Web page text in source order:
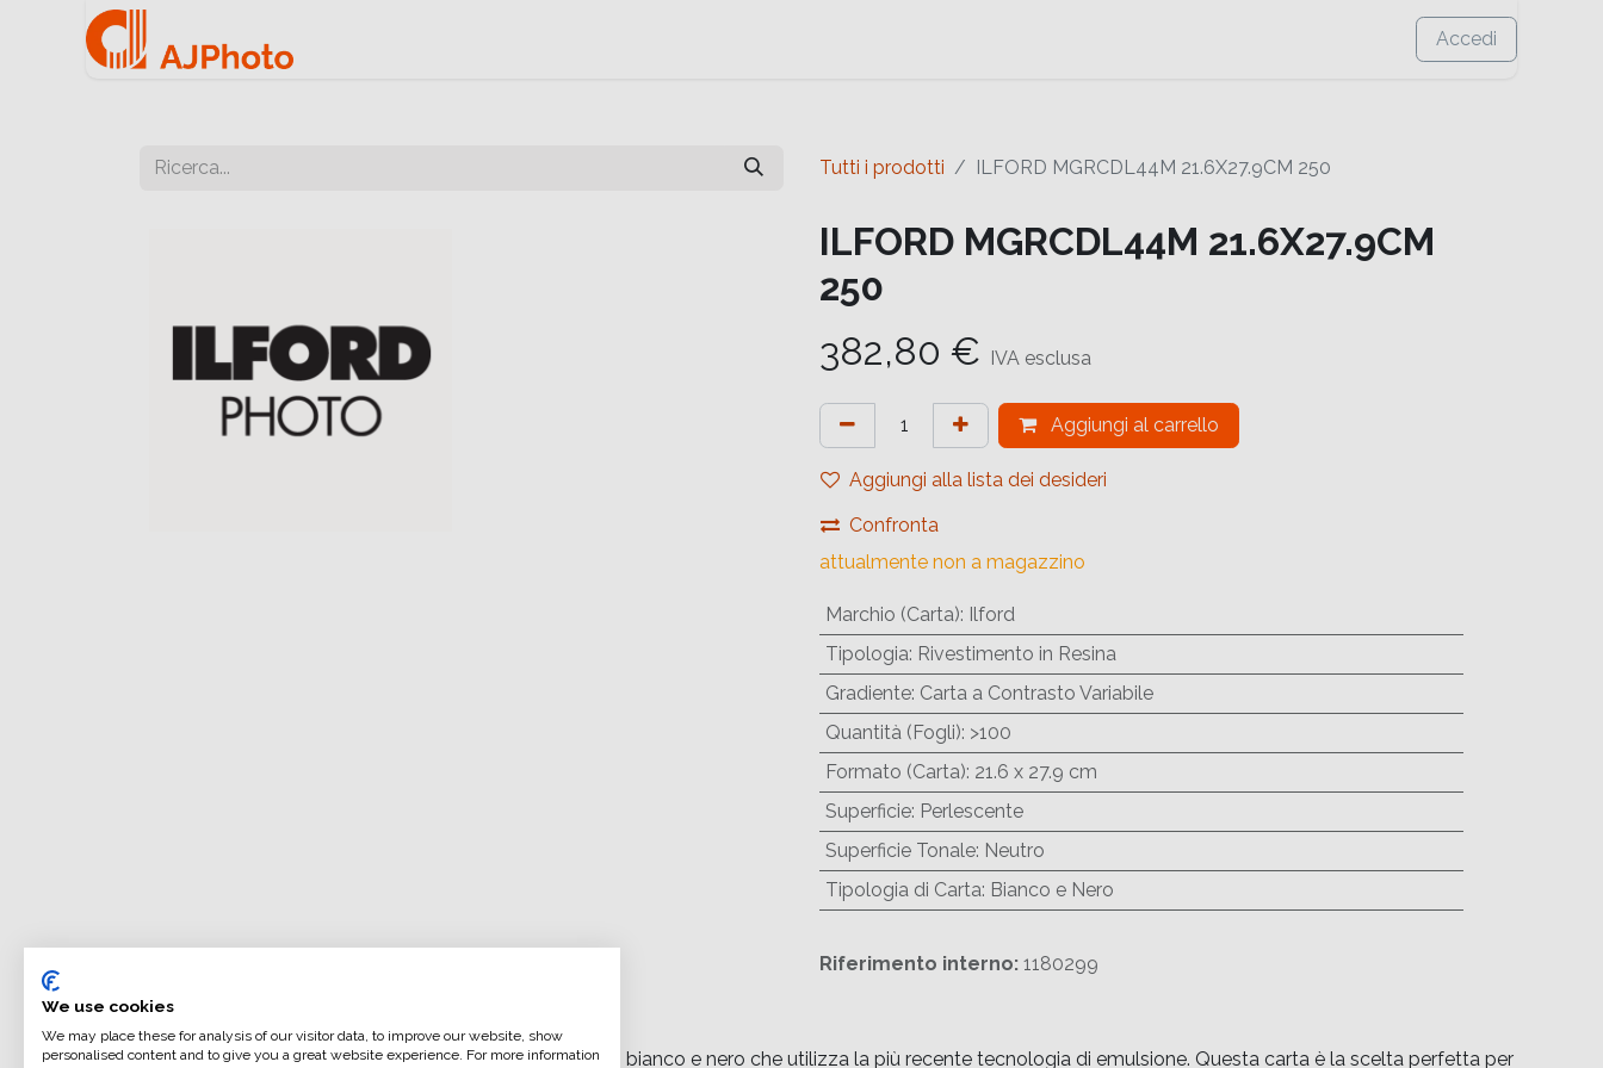
Accedi
Tutti i prodotti ILFORD MGRCDL44M 21.6X27.9CM 250
ILFORD MGRCDL44M 21.6X27.9CM
250
382,80 € IVA esclusa
Aggiungi al carrello
Aggiungi alla lista dei desideri
Confronta
attualmente non a magazzino
Marchio (Carta): Ilford
Tipologia: Rivestimento in Resina
Gradiente: Carta a Contrasto Variabile
Quantità (Fogli): >100
Formato (Carta): 21.6 x 27.9 cm
Superficie: Perlescente
Superficie Tonale: Neutro
Tipologia di Carta: Bianco e Nero
Riferimento interno: 1180299
ILFORD MULTIGRADE RC DELUXE è una carta fotografica in bianco e nero che utilizza la più recente tecnologia di emulsione. Questa carta è la scelta perfetta per
We use cookies
We may place these for analysis of our visitor data, to improve our website, show
personalised content and to give you a great website experience. For more information